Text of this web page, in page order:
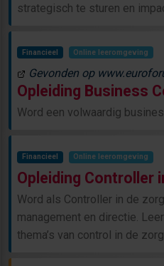
strategisch te sturen en
Financieel Online leeromgeving
Gevonden op
Opleiding Business
Word een volwaardig
Financieel Online leeromgeving
Opleiding Controller
Word als Controller in de
management en directie.
thema’s van control in de